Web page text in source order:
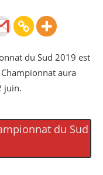
du Sud 2019 est
aura
juin.
du Sud